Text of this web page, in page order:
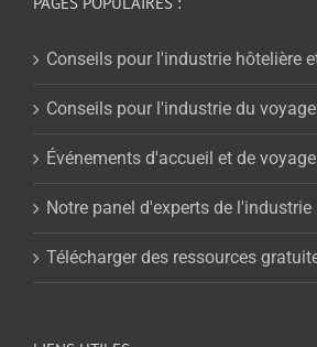
Conseils pour l'industrie hôtelière
Conseils pour l'industrie du
Événements d'accueil et de voyage
Notre panel d'experts de l'industrie
Télécharger des ressources